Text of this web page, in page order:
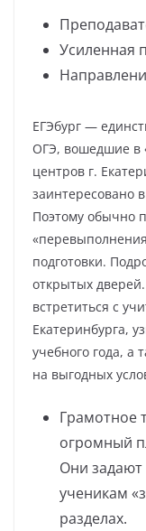
Усиленная
ЕГЭбург —
ОГЭ, вошедшие в
центров г.
заинтересовано
Поэтому обычно
подготовки.
открытых
встретиться с
Екатеринбурга,
учебного года, а
на выгодных
Грамотное
огромный
Они
ученикам
разделах.